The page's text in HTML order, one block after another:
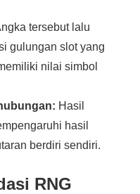
tersebut lalu
gulungan slot yang
nilai simbol
Hasil
hasil
berdiri sendiri.
RNG